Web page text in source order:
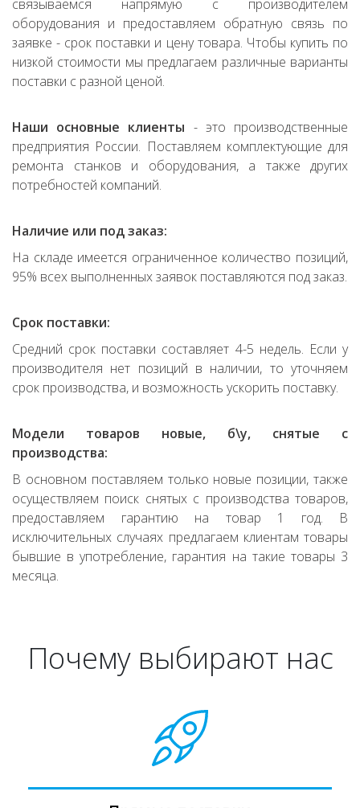
связываемся напрямую с производителем
оборудования и предоставляем обратную связь по
заявке - срок поставки и цену товара. Чтобы купить по
низкой стоимости мы предлагаем различные варианты
поставки с разной ценой.
Наши основные клиенты - это производственные
предприятия России. Поставляем комплектующие для
ремонта станков и оборудования, а также других
потребностей компаний.
Наличие или под заказ:
На складе имеется ограниченное количество позиций,
95% всех выполненных заявок поставляются под заказ.
Срок поставки:
Средний срок поставки составляет 4-5 недель. Если у
производителя нет позиций в наличии, то уточняем
срок производства, и возможность ускорить поставку.
Модели товаров новые, б\у, снятые с
производства:
В основном поставляем только новые позиции, также
осуществляем поиск снятых с производства товаров,
предоставляем гарантию на товар 1 год. В
исключительных случаях предлагаем клиентам товары
бывшие в употребление, гарантия на такие товары 3
месяца.
Почему выбирают нас